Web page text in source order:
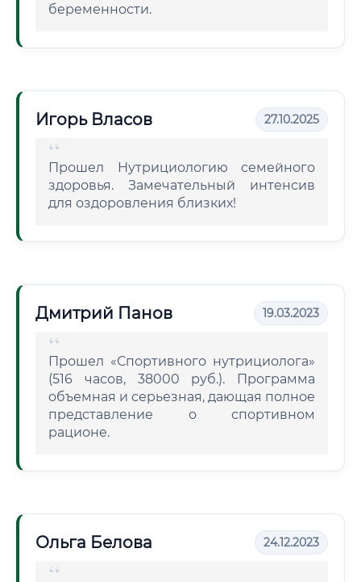
беременности.
Игорь Власов 27.10.2025
Прошел Нутрициологию семейного
здоровья. Замечательный интенсив
для оздоровления близких!
Дмитрий Панов 19.03.2023
Прошел «Спортивного нутрициолога»
(516 часов, 38000 руб.). Программа
объемная и серьезная, дающая полное
представление о спортивном
рационе.
Ольга Белова 24.12.2023